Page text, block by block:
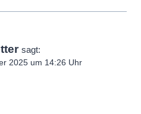
sagt:
2025 um 14:26 Uhr